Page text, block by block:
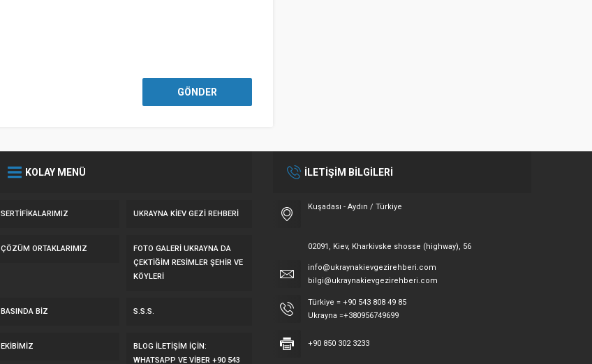
KOLAY MENÜ
SERTIFIKALARIMIZ UKRAYNA KİEV GEZİ REHBERİ
ÇÖZÜM ORTAKLARIMIZ
FOTO GALERI UKRAYNA DA
ÇEKTIĞIM RESIMLER ŞEHIR VE
KÖYLERI
BASINDA BIZ S.S.S.
EKIBIMIZ
BLOG İLETIŞIM IÇIN:
WHATSAPP VE VIBER +90 543
İLETİŞİM BİLGİLERİ
Kuşadası - Aydın / Türkiye
02091, Kiev, Kharkivske shosse (highway), 56
info@ukraynakievgezirehberi.com
bilgi@ukraynakievgezirehberi.com
Türkiye = +90 543 808 49 85
Ukrayna =+380956749699
+90 850 302 3233